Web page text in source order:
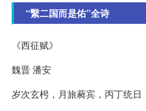
“繄二国而是佑”全诗
《西征赋》
魏晋 潘安
岁次玄枵，月旅蕤宾，丙丁统日